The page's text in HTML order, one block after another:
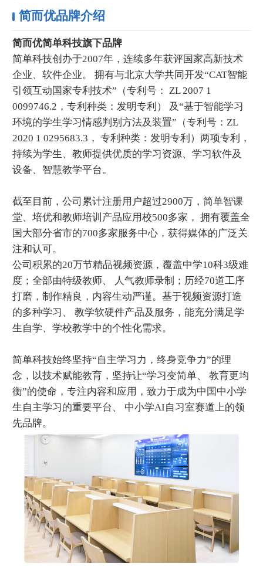
简而优品牌介绍
简而优简单科技旗下品牌
简单科技创办于2007年，连续多年获评国家高新技术
企业、软件企业。 拥有与北京大学共同开发“CAT智能
引领互动国家专利技术”（专利号： ZL 2007 1
0099746.2，专利种类：发明专利） 及“基于智能学习
环境的学生学习情感判别方法及装置”（专利号：ZL
2020 1 0295683.3， 专利种类：发明专利）两项专利，
持续为学生、教师提供优质的学习资源、学习软件及
设备、智慧教学平台。
截至目前，公司累计注册用户超过2900万，简单智课
堂、培优和教师培训产品应用校500多家， 拥有覆盖全
国大部分省市的700多家服务中心，获得媒体的广泛关
注和认可。
公司积累的20万节精品视频资源，覆盖中学10科3级难
度；全部由特级教师、 人气教师录制；历经70道工序
打磨，制作精良，内容生动严谨。基于视频资源打造
的多种学习、 教学软硬件产品及服务，能充分满足学
生自学、学校教学中的个性化需求。
简单科技始终坚持“自主学习力，终身竞争力”的理
念，以技术赋能教育，坚持让“学习变简单、 教育更均
衡”的使命，专注内容和应用，致力于成为中国中小学
生自主学习的重要平台、 中小学AI自习室赛道上的领
先品牌。